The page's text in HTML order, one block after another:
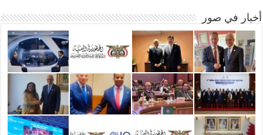
أخبار في صور